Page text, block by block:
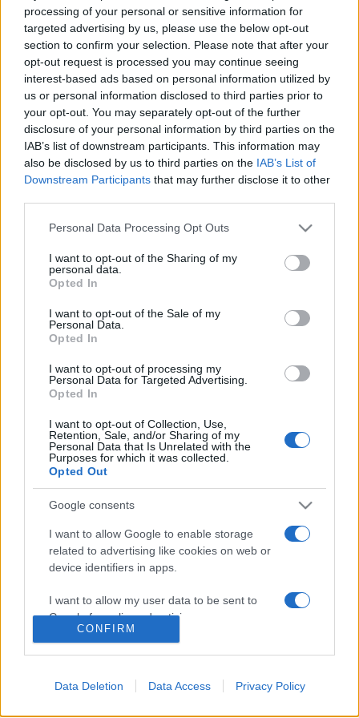
processing of your personal or sensitive information for
targeted advertising by us, please use the below opt-out
section to confirm your selection. Please note that after your
opt-out request is processed you may continue seeing
interest-based ads based on personal information utilized by
us or personal information disclosed to third parties prior to
your opt-out. You may separately opt-out of the further
disclosure of your personal information by third parties on the
IAB’s list of downstream participants. This information may
also be disclosed by us to third parties on the IAB’s List of
Downstream Participants that may further disclose it to other
Please note that this website/app uses one or more Google
not limited to your visit or usage behaviour. You may click to
grant or deny consent to Google and its third-party tags to
use your data for below specified purposes in below Google
consent section.
Personal Data Processing Opt Outs
I want to opt-out of the Sharing of my
personal data.
Opted In
I want to opt-out of the Sale of my
Personal Data.
Opted In
I want to opt-out of processing my
Personal Data for Targeted Advertising.
Opted In
I want to opt-out of Collection, Use,
Retention, Sale, and/or Sharing of my
Personal Data that Is Unrelated with the
Purposes for which it was collected.
Opted Out
Google consents
I want to allow Google to enable storage
related to advertising like cookies on web or
device identifiers in apps.
I want to allow my user data to be sent to
Google for online advertising purposes.
CONFIRM
Data Deletion Data Access Privacy Policy
fogalmazott, reméli, műve megkerülhetetlennek bizonyul a
Szabó Dezsőt kutató bölcsészhallgatók körében.
Szőcs Zoltán a kötet nyelvezetét a publicisztikához
hasonlította, ugyanakkor úgy vélte, műve "pozitívan
elfogult". Leszögezte: Szabó Dezső bizonyos gondolatai
máig korszerűek, szerinteAz elsodort faluszerzője mára a
klasszikusok közé sorolandó, példakép lehet "a hazához
való viszony milyenségében", valamint az általa képviselt
is, hogy egy időre abbahagyja Szabó Dezső kutatását, és az
életrajzi művére koncentrál, amelyet az idei Ünnepi
Könyvhétre szándékozik megjelentetni.
szerinte Szőcs Zoltán könyve műfaja ellenére olvasmányos,
"szellemileg sziporkázó", megemlékezik Szabó Dezső
életének komor és "kacagtató" pillanatairól is. Az
irodalomtörténész kitért az író nehéz jellemére is,
ugyanakkor úgy vélte, Szabó Dezső "nagyobb lélek volt sok
kortársánál".
MEGOSZTÁS